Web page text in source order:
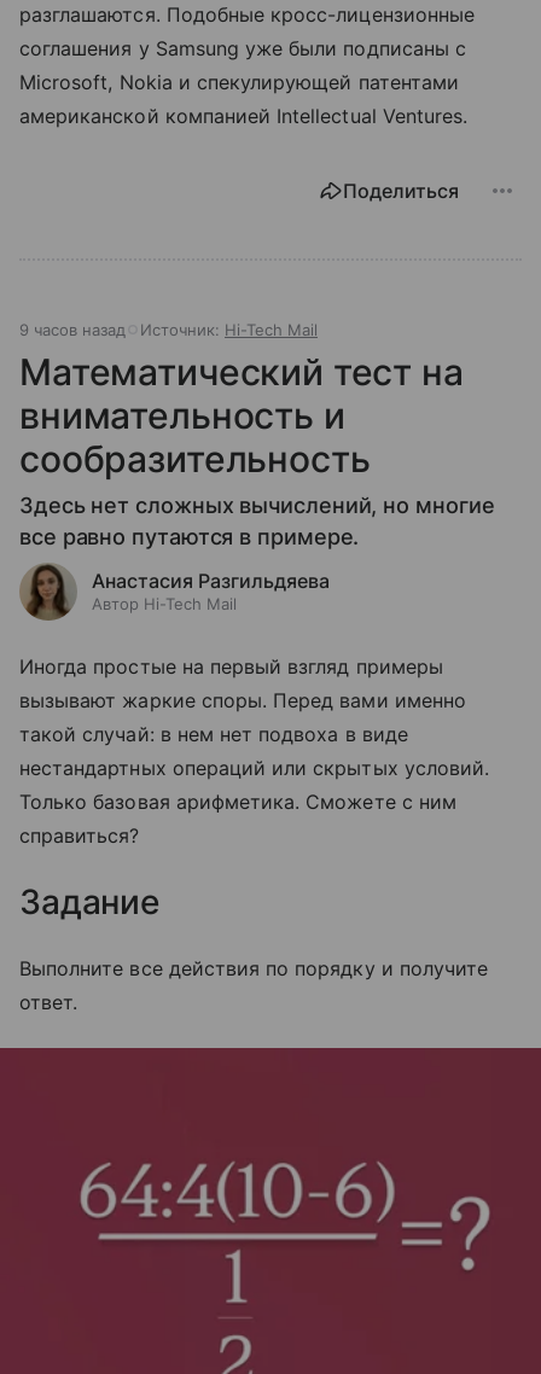
разглашаются. Подобные кросс-лицензионные
соглашения у Samsung уже были подписаны с
Microsoft, Nokia и спекулирующей патентами
американской компанией Intellectual Ventures.
Поделиться
9 часов назад Источник: Hi-Tech Mail
Математический тест на
внимательность и
сообразительность
Здесь нет сложных вычислений, но многие
все равно путаются в примере.
Анастасия Разгильдяева
Автор Hi-Tech Mail
Иногда простые на первый взгляд примеры
вызывают жаркие споры. Перед вами именно
такой случай: в нем нет подвоха в виде
нестандартных операций или скрытых условий.
Только базовая арифметика. Сможете с ним
справиться?
Задание
Выполните все действия по порядку и получите
ответ.